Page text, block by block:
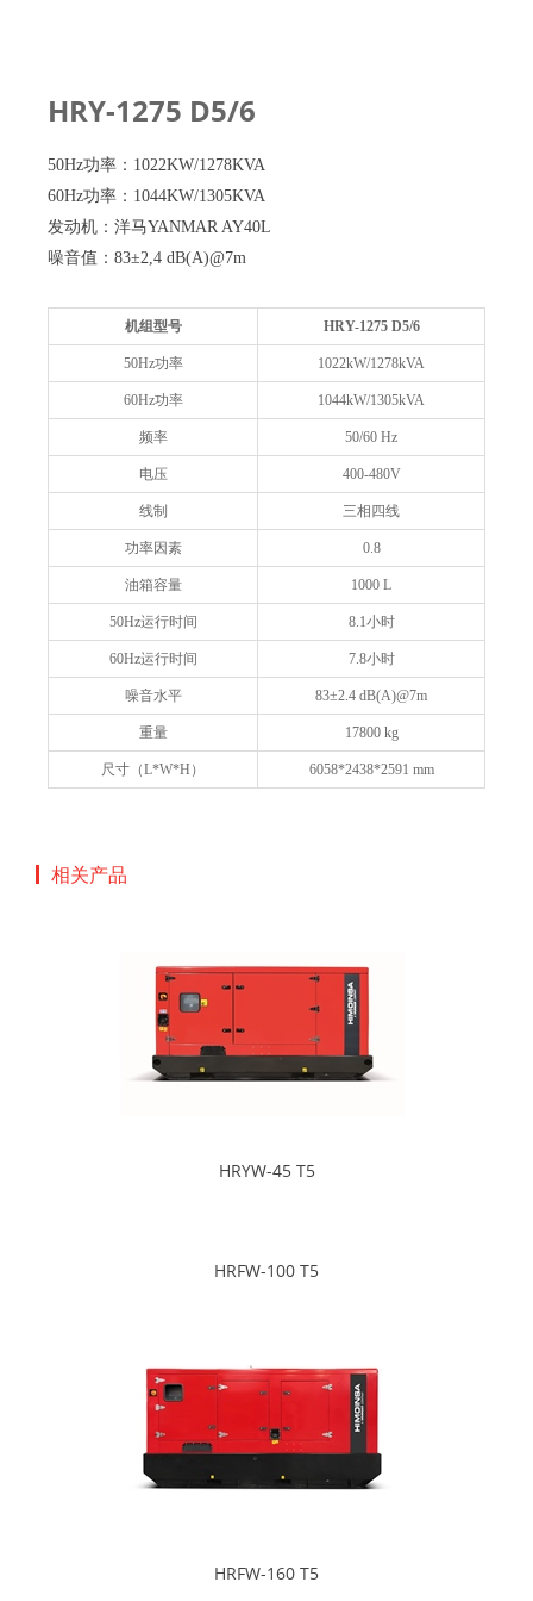
HRY-1275 D5/6
50Hz功率：1022KW/1278KVA
60Hz功率：1044KW/1305KVA
发动机：洋马YANMAR AY40L
噪音值：83±2,4 dB(A)@7m
机组型号 HRY-1275 D5/6
50Hz功率 1022kW/1278kVA
60Hz功率 1044kW/1305kVA
频率 50/60 Hz
电压 400-480V
线制 三相四线
功率因素 0.8
油箱容量 1000 L
50Hz运行时间 8.1小时
60Hz运行时间 7.8小时
噪音水平 83±2.4 dB(A)@7m
重量 17800 kg
尺寸（L*W*H） 6058*2438*2591 mm
相关产品
HRYW-45 T5
HRFW-100 T5
HRFW-160 T5